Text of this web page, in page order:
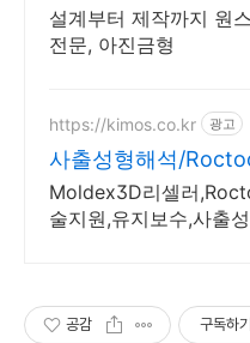
설계부터 제작까지 원
전문, 아진금형
https://kimos.co.kr 광고
사출성형해석/
Moldex3D리셀러
술지원,유지보수,사출
공감 구독하기